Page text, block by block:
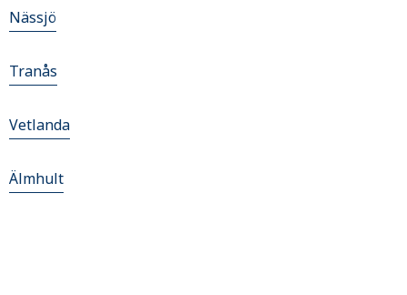
Nässjö
Tranås
Vetlanda
Älmhult